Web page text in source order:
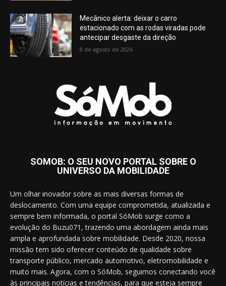
Mecânico alerta: deixar o carro
estacionado com as rodas viradas pode
antecipar desgaste da direção
8 de agosto de 2026
SOMOB: O SEU NOVO PORTAL SOBRE O
UNIVERSO DA MOBILIDADE
Um olhar inovador sobre as mais diversas formas de
deslocamento. Com uma equipe comprometida, atualizada e
sempre bem informada, o portal SóMob surge como a
evolução do Buzu071, trazendo uma abordagem ainda mais
ampla e aprofundada sobre mobilidade. Desde 2020, nossa
missão tem sido oferecer conteúdo de qualidade sobre
transporte público, mercado automotivo, eletromobilidade e
muito mais. Agora, com o SóMob, seguimos conectando você
às principais notícias e tendências, para que esteja sempre